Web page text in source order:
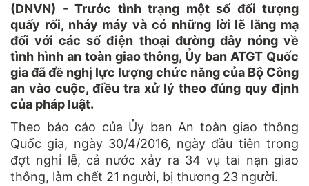
(DNVN) - Trước tình trạng một số đối tượng
quấy rối, nháy máy và có những lời lẽ lăng mạ
đối với các số điện thoại đường dây nóng về
tình hình an toàn giao thông, Ủy ban ATGT Quốc
gia đã đề nghị lực lượng chức năng của Bộ Công
an vào cuộc, điều tra xử lý theo đúng quy định
của pháp luật.
Theo báo cáo của Ủy ban An toàn giao thông
Quốc gia, ngày 30/4/2016, ngày đầu tiên trong
đợt nghỉ lễ, cả nước xảy ra 34 vụ tai nạn giao
thông, làm chết 21 người, bị thương 23 người.